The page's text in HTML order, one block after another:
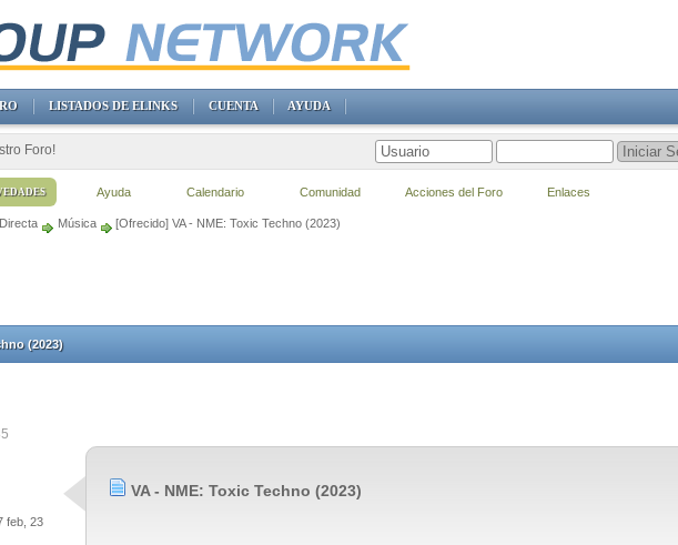
Música [Ofrecido] VA - NME: Toxic Techno (2023)
(2023)
feb, 23
VA - NME: Toxic Techno (2023)
LISTADOS DE ELINKS CUENTA AYUDA
Foro!
Ayuda Calendario Comunidad Acciones del Foro Enlaces